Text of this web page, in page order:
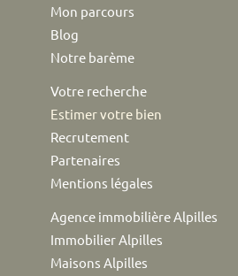
Mon parcours
Blog
Notre barème
Votre recherche
Estimer votre bien
Recrutement
Partenaires
Mentions légales
Agence immobilière Alpilles
Immobilier Alpilles
Maisons Alpilles